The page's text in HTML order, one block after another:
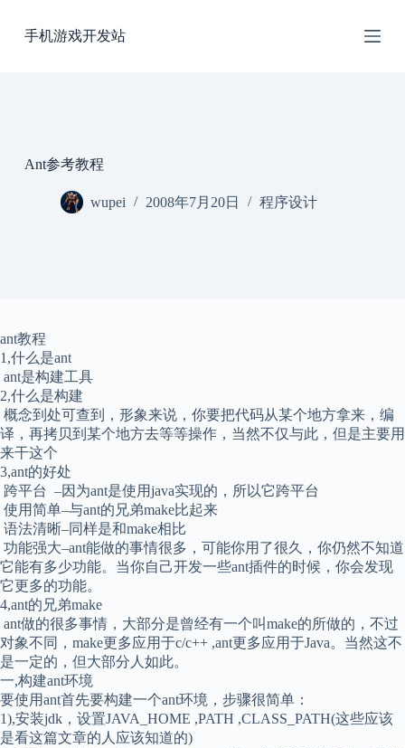
过
手机游戏开发站
Ant参考教程
wupei 2008年7月20日 程序设计
ant教程
1,什么是ant
ant是构建工具
2,什么是构建
概念到处可查到，形象来说，你要把代码从某个地方拿来，编
译，再拷贝到某个地方去等等操作，当然不仅与此，但是主要用
来干这个
3,ant的好处
跨平台 –因为ant是使用java实现的，所以它跨平台
使用简单–与ant的兄弟make比起来
语法清晰–同样是和make相比
功能强大–ant能做的事情很多，可能你用了很久，你仍然不知道
它能有多少功能。当你自己开发一些ant插件的时候，你会发现
它更多的功能。
4,ant的兄弟make
ant做的很多事情，大部分是曾经有一个叫make的所做的，不过
对象不同，make更多应用于c/c++ ,ant更多应用于Java。当然这不
是一定的，但大部分人如此。
一,构建ant环境
要使用ant首先要构建一个ant环境，步骤很简单：
1),安装jdk，设置JAVA_HOME ,PATH ,CLASS_PATH(这些应该
是看这篇文章的人应该知道的)